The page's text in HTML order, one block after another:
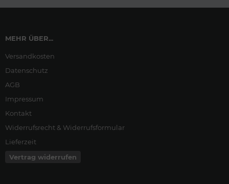
MEHR ÜBER...
Versandkosten
Datenschutz
AGB
Impressum
Kontakt
Widerrufsrecht & Widerrufsformular
Lieferzeit
Vertrag widerrufen